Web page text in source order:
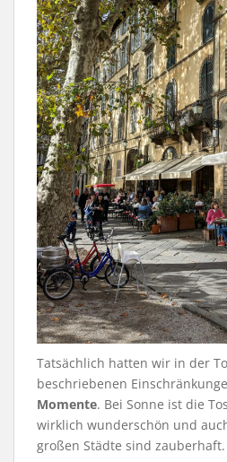
Tatsächlich hatten wir in der
beschriebenen
Momente. Bei Sonne ist die
wirklich wunderschön und
großen Städte sind zauberhaft.